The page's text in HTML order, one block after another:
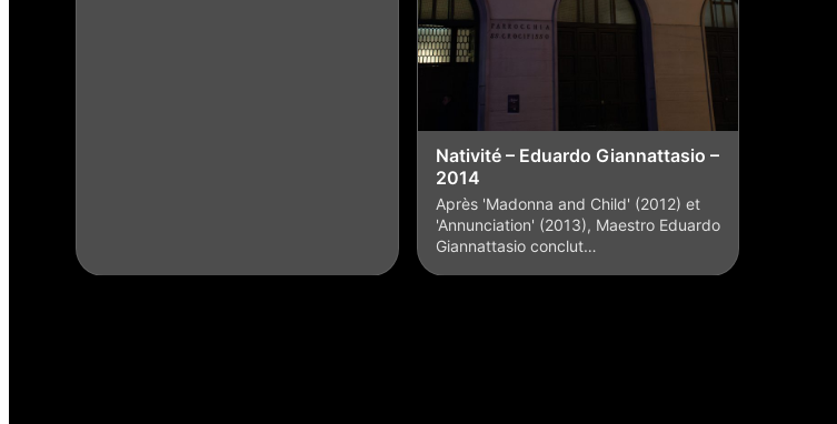
Nativité – Eduardo Giannattasio –
2014
Après 'Madonna and Child' (2012) et
'Annunciation' (2013), Maestro Eduardo
Giannattasio conclut…